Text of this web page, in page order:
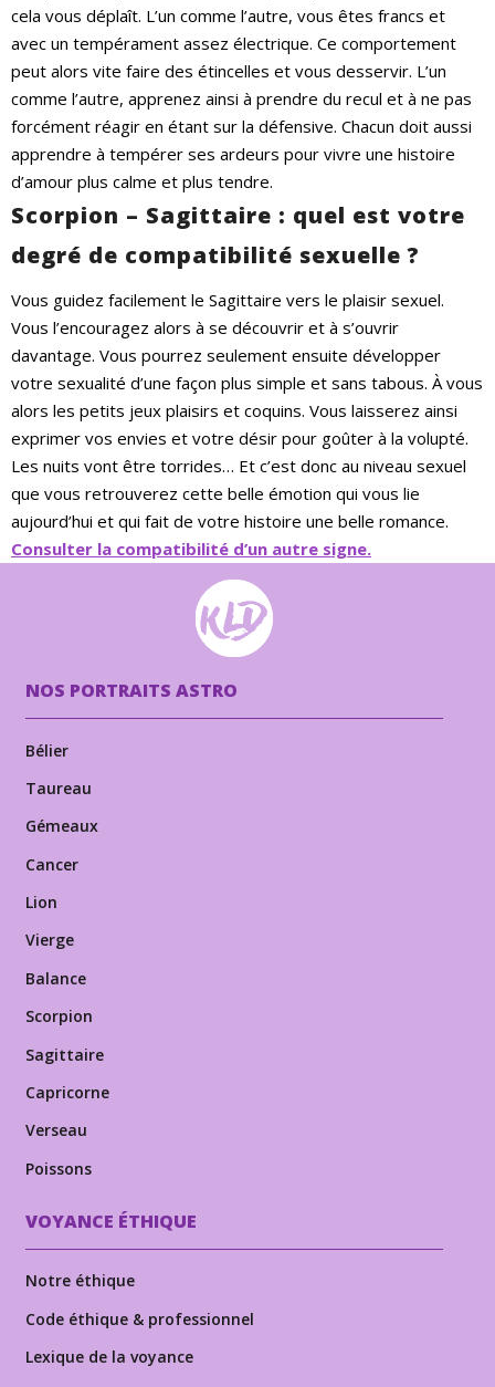
cela vous déplaît. L’un comme l’autre, vous êtes francs et
avec un tempérament assez électrique. Ce comportement
peut alors vite faire des étincelles et vous desservir. L’un
comme l’autre, apprenez ainsi à prendre du recul et à ne pas
forcément réagir en étant sur la défensive. Chacun doit aussi
apprendre à tempérer ses ardeurs pour vivre une histoire
d’amour plus calme et plus tendre.
Scorpion – Sagittaire : quel est votre
degré de compatibilité sexuelle ?
Vous guidez facilement le Sagittaire vers le plaisir sexuel.
Vous l’encouragez alors à se découvrir et à s’ouvrir
davantage. Vous pourrez seulement ensuite développer
votre sexualité d’une façon plus simple et sans tabous. À vous
alors les petits jeux plaisirs et coquins. Vous laisserez ainsi
exprimer vos envies et votre désir pour goûter à la volupté.
Les nuits vont être torrides… Et c’est donc au niveau sexuel
que vous retrouverez cette belle émotion qui vous lie
aujourd’hui et qui fait de votre histoire une belle romance.
Consulter la compatibilité d’un autre signe.
NOS PORTRAITS ASTRO
Bélier
Taureau
Gémeaux
Cancer
Lion
Vierge
Balance
Scorpion
Sagittaire
Capricorne
Verseau
Poissons
VOYANCE ÉTHIQUE
Notre éthique
Code éthique & professionnel
Lexique de la voyance